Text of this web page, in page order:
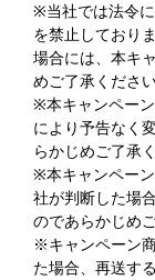
※当社では法令
を禁止しており
場合には、本キ
めご了承ください
※本キャンペー
により予告なく
らかじめご了承
※本キャンペー
社が判断した場
のであらかじめ
※キャンペーン
た場合、再送す